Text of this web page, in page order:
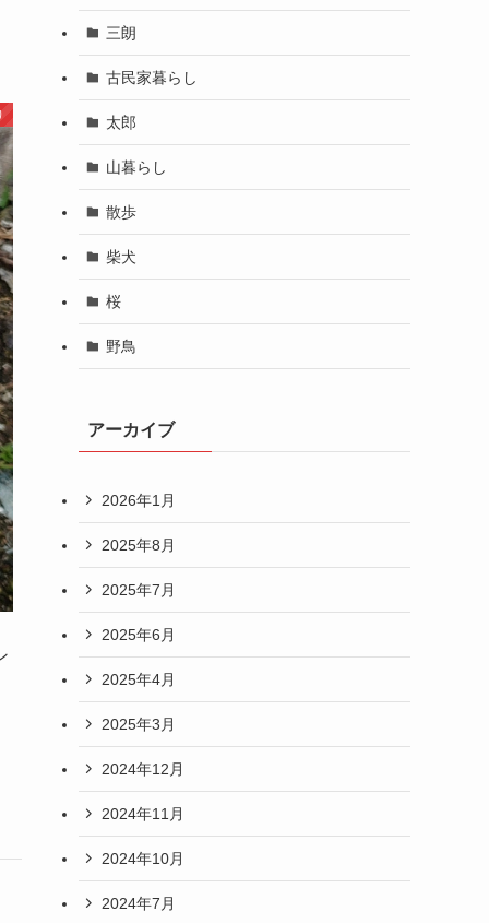
三朗
古民家暮らし
太郎
山暮らし
散歩
柴犬
桜
野鳥
アーカイブ
2026年1月
2025年8月
2025年7月
2025年6月
2025年4月
2025年3月
2024年12月
2024年11月
2024年10月
2024年7月